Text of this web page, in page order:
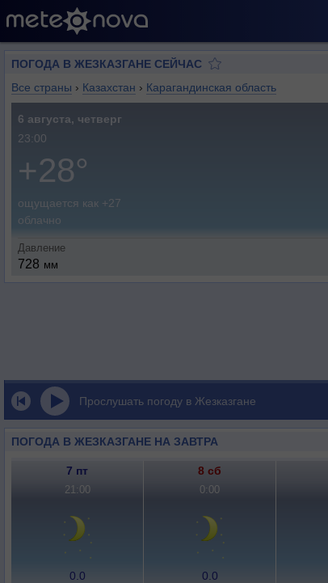
ПОГОДА В ЖЕЗКАЗГАНЕ СЕЙЧАС
Все страны › Казахстан › Карагандинская область
6 августа, четверг
23:00
+28°
ощущается как +27
облачно
Давление
728 мм
Прослушать погоду в Жезказгане
ПОГОДА В ЖЕЗКАЗГАНЕ НА ЗАВТРА
7 пт 8 сб
21:00 0:00
0.0 0.0